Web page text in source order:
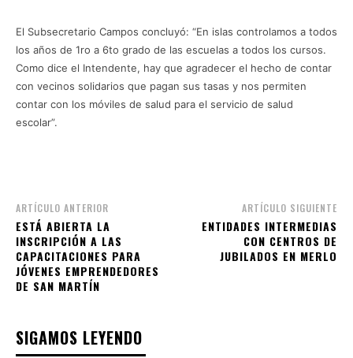
El Subsecretario Campos concluyó: “En islas controlamos a todos
los años de 1ro a 6to grado de las escuelas a todos los cursos.
Como dice el Intendente, hay que agradecer el hecho de contar
con vecinos solidarios que pagan sus tasas y nos permiten
contar con los móviles de salud para el servicio de salud
escolar”.
ARTÍCULO ANTERIOR
ESTÁ ABIERTA LA
INSCRIPCIÓN A LAS
CAPACITACIONES PARA
JÓVENES EMPRENDEDORES
DE SAN MARTÍN
ARTÍCULO SIGUIENTE
ENTIDADES INTERMEDIAS
CON CENTROS DE
JUBILADOS EN MERLO
SIGAMOS LEYENDO